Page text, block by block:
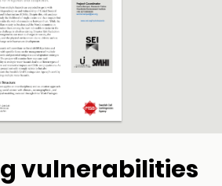
vulnerabilities